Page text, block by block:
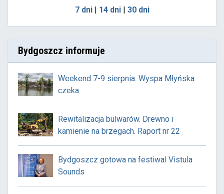
7 dni| 14 dni| 30 dni
Bydgoszcz informuje
Weekend 7-9 sierpnia. Wyspa Młyńska
czeka
Rewitalizacja bulwarów. Drewno i
kamienie na brzegach. Raport nr 22
Bydgoszcz gotowa na festiwal Vistula
Sounds